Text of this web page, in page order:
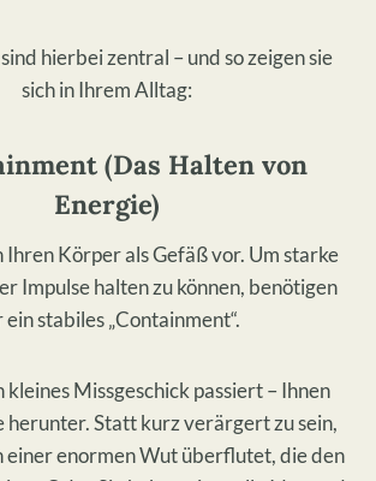
hierbei zentral – und so zeigen sie
sich in Ihrem Alltag:
(Das Halten von
Energie)
Ihren Körper als Gefäß vor. Um starke
Impulse halten zu können, benötigen
stabiles „Containment“.
kleines Missgeschick passiert – Ihnen
herunter. Statt kurz verärgert zu sein,
einer enormen Wut überflutet, die den